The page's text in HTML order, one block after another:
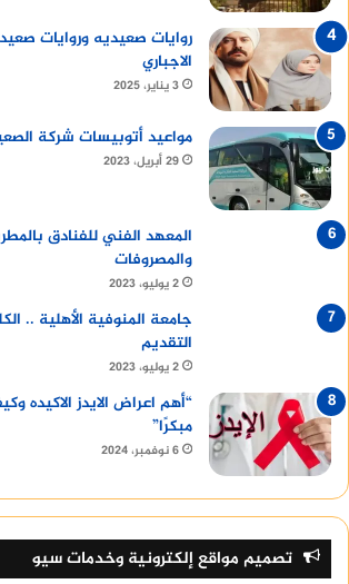
روايات صعيديه وروايات
الاجباري
3 يناير، 2025
مواعيد أتوبيسات شركة
29 أبريل، 2023
المعهد الفني للفنادق
والمصروفات
2 يوليو، 2023
جامعة المنوفية الأهلية ..
التقديم
2 يوليو، 2023
“أهم اعراض الايدز الاكيده
مبكرًا”
6 نوفمبر، 2024
تصميم مواقع إلكترونية وخدمات سيو